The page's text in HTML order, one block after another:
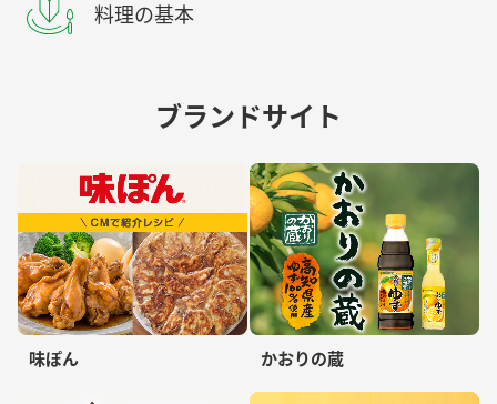
料理の基本
ブランドサイト
味ぽん かおりの蔵